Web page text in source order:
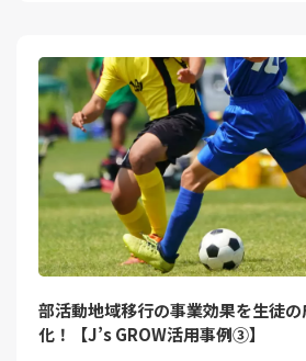
部活動地域移行の事業効果を生徒
化！【J’s GROW活用事例③】